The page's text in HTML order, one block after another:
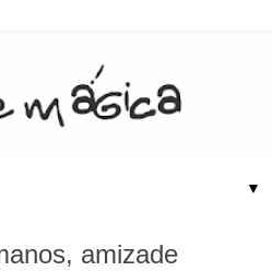
▼
amizade